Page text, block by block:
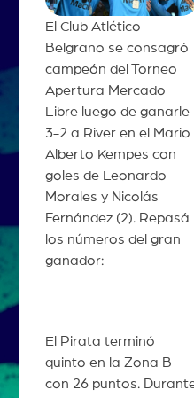
El Club Atlético
Belgrano se consagró
campeón del Torneo
Apertura Mercado
Libre luego de ganarle
3-2 a River en el Mario
Alberto Kempes con
goles de Leonardo
Morales y Nicolás
Fernández (2). Repasá
los números del gran
ganador:
El Pirata terminó
quinto en la Zona B
con 26 puntos.